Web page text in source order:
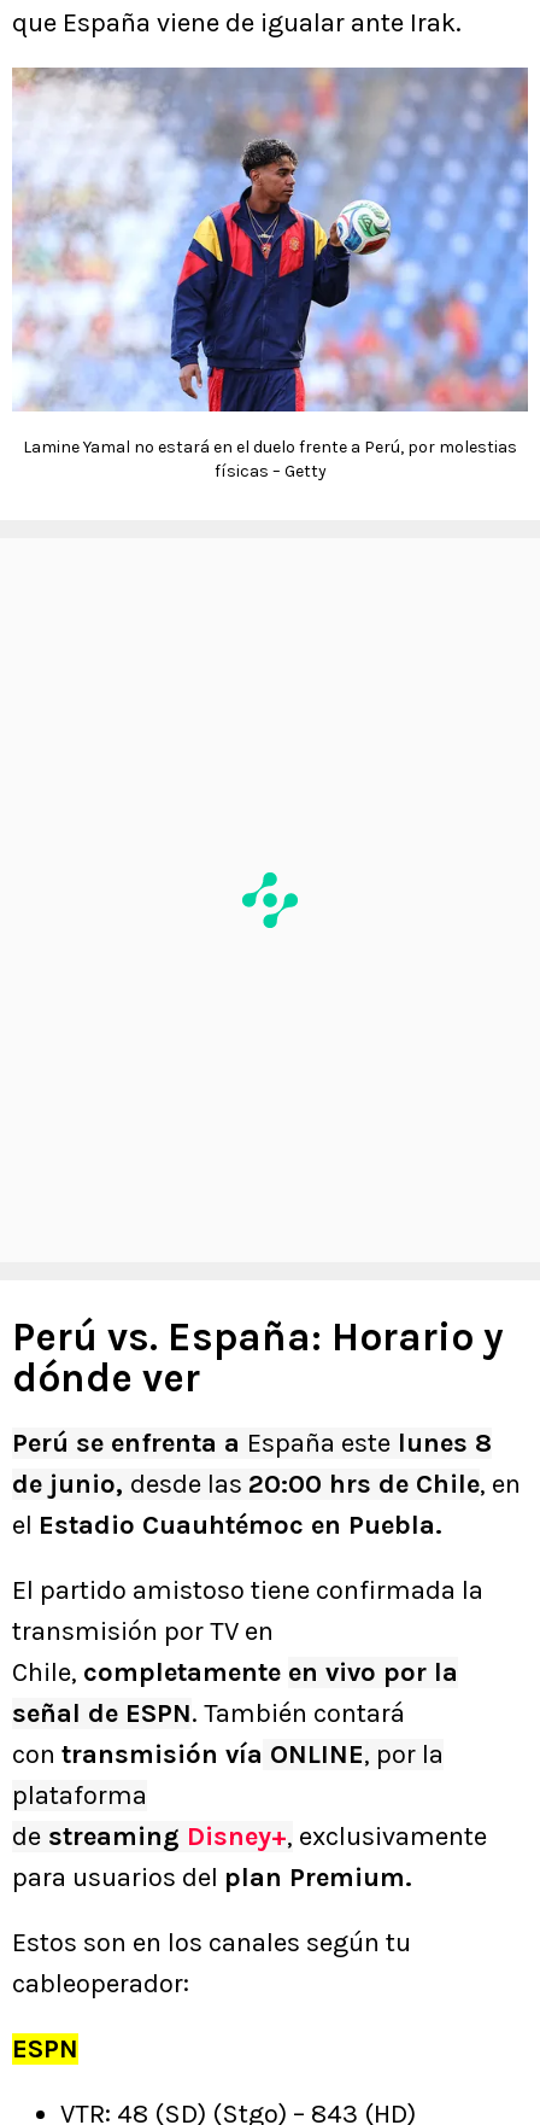
que España viene de igualar ante Irak.
Lamine Yamal no estará en el duelo frente a Perú, por molestias
físicas – Getty
Perú vs. España: Horario y
dónde ver
Perú se enfrenta a España este lunes 8
de junio, desde las 20:00 hrs de Chile, en
el Estadio Cuauhtémoc en Puebla.
El partido amistoso tiene confirmada la
transmisión por TV en
Chile, completamente en vivo por la
señal de ESPN. También contará
con transmisión vía ONLINE, por la
plataforma
de streaming Disney+, exclusivamente
para usuarios del plan Premium.
Estos son en los canales según tu
cableoperador:
ESPN
VTR: 48 (SD) (Stgo) – 843 (HD)